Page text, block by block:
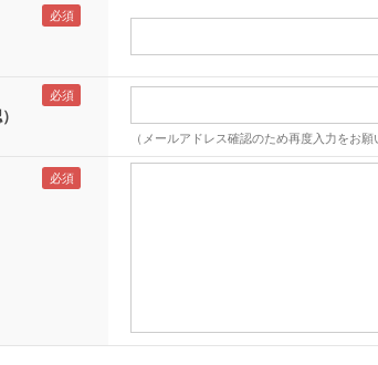
（メールアドレス確認のため再度入力をお願